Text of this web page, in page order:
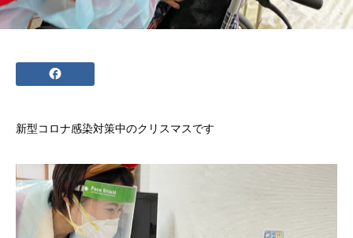
新型コロナ感染対策中のクリスマスです